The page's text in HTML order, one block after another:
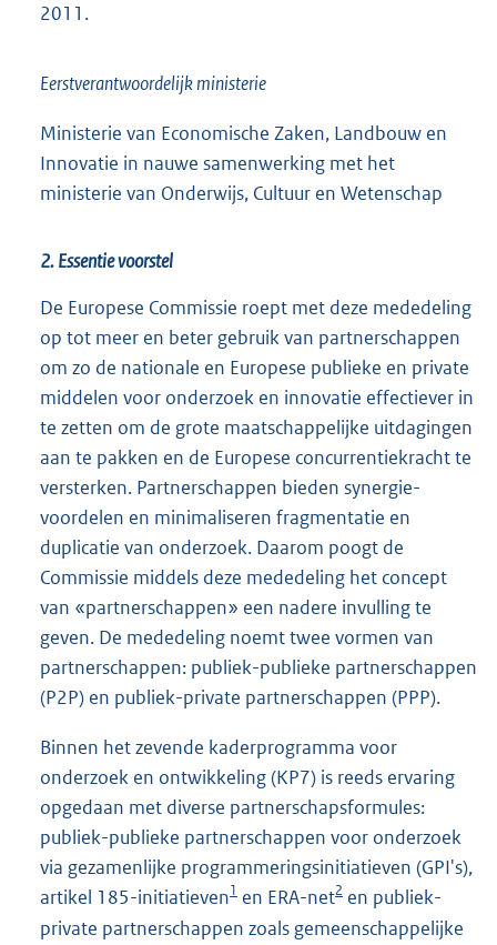
2011.
Eerstverantwoordelijk ministerie
Ministerie van Economische Zaken, Landbouw en
Innovatie in nauwe samenwerking met het
ministerie van Onderwijs, Cultuur en Wetenschap
2. Essentie voorstel
De Europese Commissie roept met deze mededeling
op tot meer en beter gebruik van partnerschappen
om zo de nationale en Europese publieke en private
middelen voor onderzoek en innovatie effectiever in
te zetten om de grote maatschappelijke uitdagingen
aan te pakken en de Europese concurrentiekracht te
versterken. Partnerschappen bieden synergie-
voordelen en minimaliseren fragmentatie en
duplicatie van onderzoek. Daarom poogt de
Commissie middels deze mededeling het concept
van «partnerschappen» een nadere invulling te
geven. De mededeling noemt twee vormen van
partnerschappen: publiek-publieke partnerschappen
(P2P) en publiek-private partnerschappen (PPP).
Binnen het zevende kaderprogramma voor
onderzoek en ontwikkeling (KP7) is reeds ervaring
opgedaan met diverse partnerschapsformules:
publiek-publieke partnerschappen voor onderzoek
via gezamenlijke programmeringsinitiatieven (GPI's),
artikel 185-initiatieven1 en ERA-net2 en publiek-
private partnerschappen zoals gemeenschappelijke